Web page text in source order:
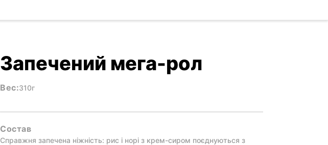
Запечений мега-рол
Вес:310г
Состав
Справжня запечена ніжність: рис і норі з крем-сиром поєднуються з